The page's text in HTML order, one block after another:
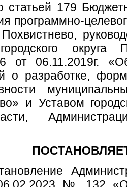
статьей 179
программно-
округа
06.11.2019г.
о разработке,
и Уставом